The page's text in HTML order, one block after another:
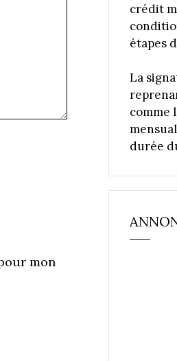
mon
crédit
étapes
La
comme
durée